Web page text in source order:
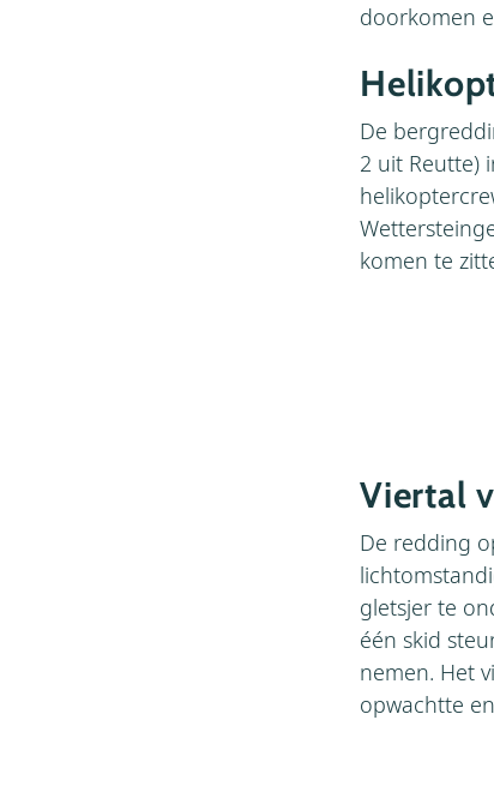
doorkomen
De
2 uit Reutte)
komen te
Viertal
De redding
gletsjer te
één skid
nemen. Het
opwachtte